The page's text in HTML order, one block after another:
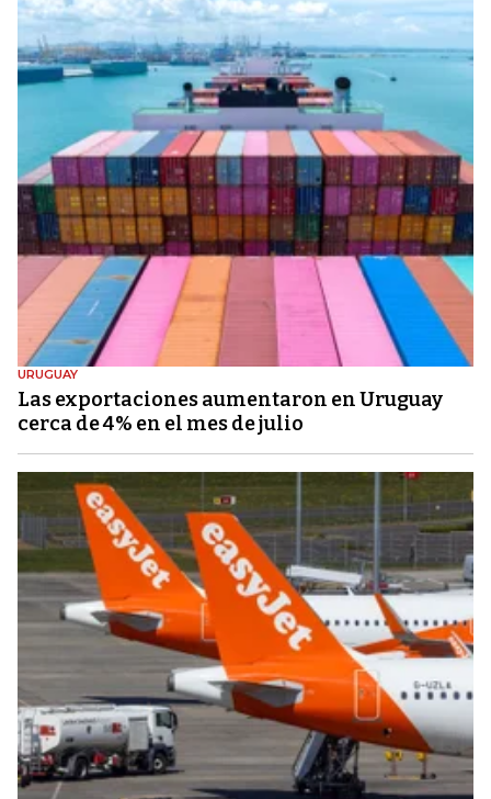
URUGUAY
Las exportaciones aumentaron en Uruguay
cerca de 4% en el mes de julio